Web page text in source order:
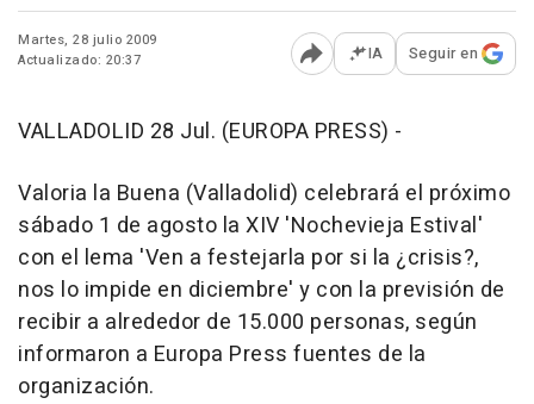
Martes, 28 julio 2009
Actualizado: 20:37
Abrir opciones para
IA Seguir en
VALLADOLID 28 Jul. (EUROPA PRESS) -
Valoria la Buena (Valladolid) celebrará el próximo
sábado 1 de agosto la XIV 'Nochevieja Estival'
con el lema 'Ven a festejarla por si la ¿crisis?,
nos lo impide en diciembre' y con la previsión de
recibir a alrededor de 15.000 personas, según
informaron a Europa Press fuentes de la
organización.